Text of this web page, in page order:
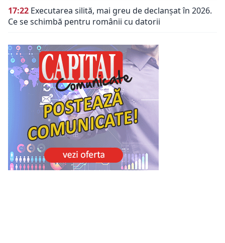
17:22 Executarea silită, mai greu de declanșat în 2026.
Ce se schimbă pentru românii cu datorii